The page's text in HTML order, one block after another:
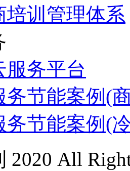
培训管理体系
服务平台
务节能案例(
务节能案例(
All